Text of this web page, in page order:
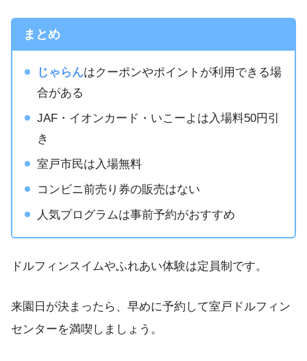
まとめ
じゃらんはクーポンやポイントが利用できる場
合がある
JAF・イオンカード・いこーよは入場料50円引
き
室戸市民は入場無料
コンビニ前売り券の販売はない
人気プログラムは事前予約がおすすめ
ドルフィンスイムやふれあい体験は定員制です。
来園日が決まったら、早めに予約して室戸ドルフィン
センターを満喫しましょう。